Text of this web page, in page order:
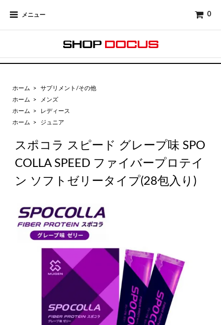
メニュー 0
ホーム >
サプリメント/その他
ホーム
>
メンズ
ホーム
>
レディース
ホーム
> ジュニア
スポコラ スピード グレープ味 SPO
COLLA SPEED ファイバープロテイ
ン ソフトゼリータイプ(28包入り)